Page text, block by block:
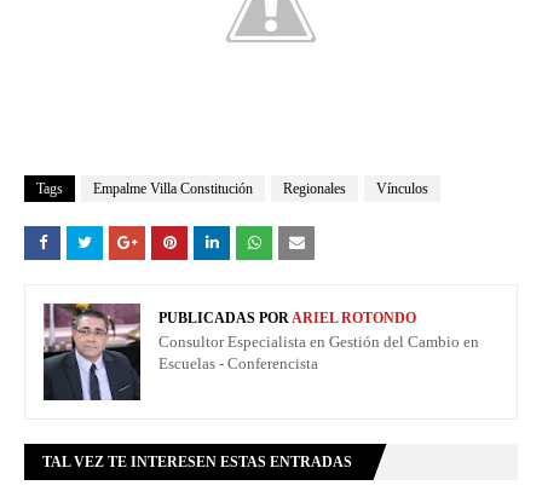
Tags Empalme Villa Constitución Regionales Vínculos
PUBLICADAS PORARIEL ROTONDO
Consultor Especialista en Gestión del Cambio en
Escuelas - Conferencista
TAL VEZ TE INTERESEN ESTAS ENTRADAS